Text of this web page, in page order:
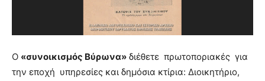
Ο «συνοικισμός Βύρωνα» διέθετε πρωτοποριακές για
την εποχή υπηρεσίες και δημόσια κτίρια: Διοικητήριο,